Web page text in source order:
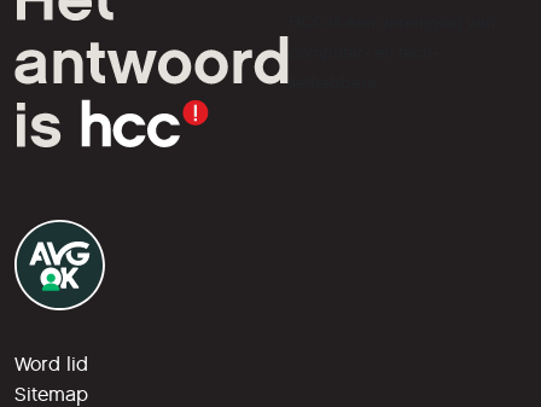
liefhebbers.
Word lid
Sitemap